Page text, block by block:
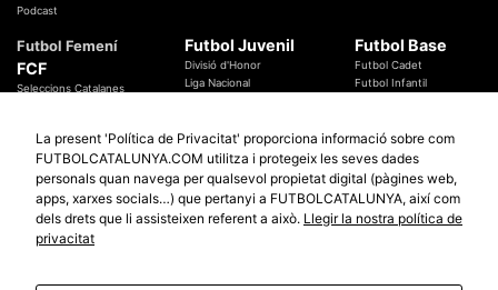
Podcast
Futbol Femení
FCF
Seleccions Catalanes
Temes Federatius
Futbol Juvenil
Divisió d'Honor
Liga Nacional
Futbol Base
Futbol Cadet
Futbol Infantil
Futbol Catalunya
Promocions
Sortejos
Participació
Especials
Copa Catalunya Absoluta 2019
Copa del Rei 2019 - 2020
La present 'Política de Privacitat' proporciona informació sobre com
FUTBOLCATALUNYA.COM utilitza i protegeix les seves dades
personals quan navega per qualsevol propietat digital (pàgines web,
apps, xarxes socials…) que pertanyi a FUTBOLCATALUNYA, així com
dels drets que li assisteixen referent a això. Llegir la nostra política de
privacitat